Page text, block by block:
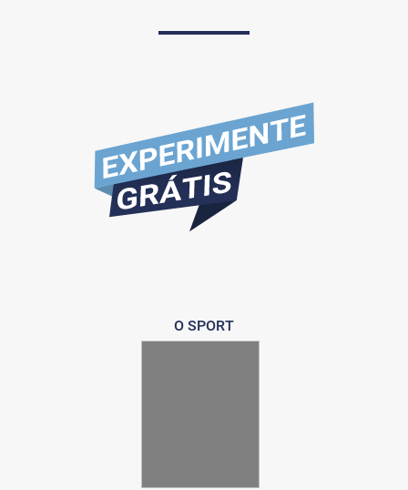
O SPORT